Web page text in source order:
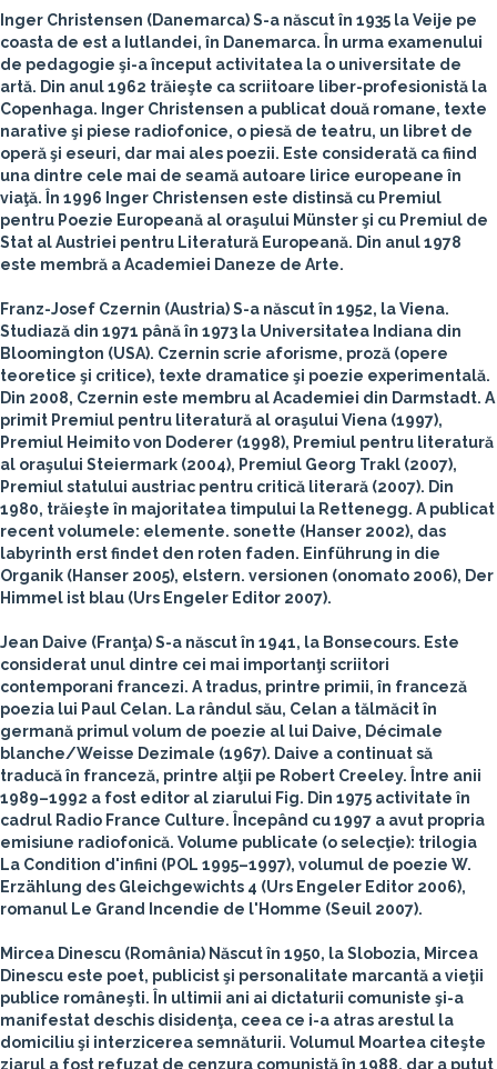
Inger Christensen (Danemarca)S-a născut în 1935 la Veije pe
coasta de est a Iutlandei, în Danemarca. În urma examenului
de pedagogie şi-a început activitatea la o universitate de
artă. Din anul 1962 trăieşte ca scriitoare liber-profesionistă la
Copenhaga. Inger Christensen a publicat două romane, texte
narative şi piese radiofonice, o piesă de teatru, un libret de
operă şi eseuri, dar mai ales poezii. Este considerată ca fiind
una dintre cele mai de seamă autoare lirice europeane în
viaţă. În 1996 Inger Christensen este distinsă cu Premiul
pentru Poezie Europeană al oraşului Münster şi cu Premiul de
Stat al Austriei pentru Literatură Europeană. Din anul 1978
este membră a Academiei Daneze de Arte.
Franz-Josef Czernin (Austria)S-a născut în 1952, la Viena.
Studiază din 1971 până în 1973 la Universitatea Indiana din
Bloomington (USA). Czernin scrie aforisme, proză (opere
teoretice şi critice), texte dramatice şi poezie experimentală.
Din 2008, Czernin este membru al Academiei din Darmstadt. A
primit Premiul pentru literatură al oraşului Viena (1997),
Premiul Heimito von Doderer (1998), Premiul pentru literatură
al oraşului Steiermark (2004), Premiul Georg Trakl (2007),
Premiul statului austriac pentru critică literară (2007). Din
1980, trăieşte în majoritatea timpului la Rettenegg. A publicat
recent volumele: elemente. sonette (Hanser 2002), das
labyrinth erst findet den roten faden. Einführung in die
Organik (Hanser 2005), elstern. versionen (onomato 2006), Der
Himmel ist blau (Urs Engeler Editor 2007).
Jean Daive (Franţa)S-a născut în 1941, la Bonsecours. Este
considerat unul dintre cei mai importanţi scriitori
contemporani francezi. A tradus, printre primii, în franceză
poezia lui Paul Celan. La rândul său, Celan a tălmăcit în
germană primul volum de poezie al lui Daive, Décimale
blanche/Weisse Dezimale (1967). Daive a continuat să
traducă în franceză, printre alţii pe Robert Creeley. Între anii
1989–1992 a fost editor al ziarului Fig. Din 1975 activitate în
cadrul Radio France Culture. Începând cu 1997 a avut propria
emisiune radiofonică. Volume publicate (o selecţie): trilogia
La Condition d'infini (POL 1995–1997), volumul de poezie W.
Erzählung des Gleichgewichts 4 (Urs Engeler Editor 2006),
romanul Le Grand Incendie de l'Homme (Seuil 2007).
Mircea Dinescu (România) Născut în 1950, la Slobozia, Mircea
Dinescu este poet, publicist şi personalitate marcantă a vieţii
publice româneşti. În ultimii ani ai dictaturii comuniste şi-a
manifestat deschis disidenţa, ceea ce i-a atras arestul la
domiciliu şi interzicerea semnăturii. Volumul Moartea citeşte
ziarul a fost refuzat de cenzura comunistă în 1988, dar a putut